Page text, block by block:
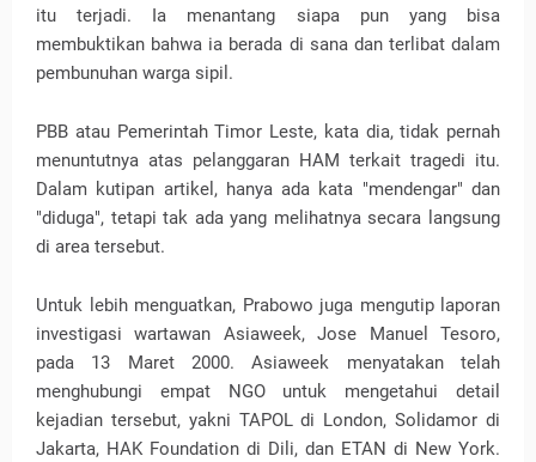
itu terjadi. Ia menantang siapa pun yang bisa
membuktikan bahwa ia berada di sana dan terlibat dalam
pembunuhan warga sipil.
PBB atau Pemerintah Timor Leste, kata dia, tidak pernah
menuntutnya atas pelanggaran HAM terkait tragedi itu.
Dalam kutipan artikel, hanya ada kata "mendengar" dan
"diduga", tetapi tak ada yang melihatnya secara langsung
di area tersebut.
Untuk lebih menguatkan, Prabowo juga mengutip laporan
investigasi wartawan Asiaweek, Jose Manuel Tesoro,
pada 13 Maret 2000. Asiaweek menyatakan telah
menghubungi empat NGO untuk mengetahui detail
kejadian tersebut, yakni TAPOL di London, Solidamor di
Jakarta, HAK Foundation di Dili, dan ETAN di New York.